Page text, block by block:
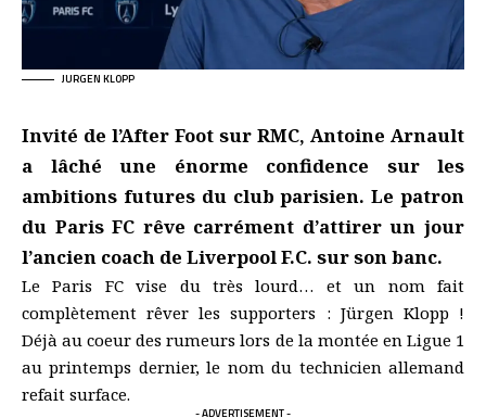
JURGEN KLOPP
Invité de l’After Foot sur RMC, Antoine Arnault
a lâché une énorme confidence sur les
ambitions futures du club parisien. Le patron
du Paris FC rêve carrément d’attirer un jour
l’ancien coach de Liverpool F.C. sur son banc.
Le Paris FC vise du très lourd… et un nom fait
complètement rêver les supporters : Jürgen Klopp !
Déjà au coeur des rumeurs lors de la montée en Ligue 1
au printemps dernier, le nom du technicien allemand
refait surface.
- ADVERTISEMENT -